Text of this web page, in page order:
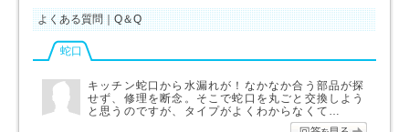
よくある質問｜Q＆Q
蛇口
キッチン蛇口から水漏れが！なかなか合う部品が探
せず、修理を断念。そこで蛇口を丸ごと交換しよう
と思うのですが、タイプがよくわからなくて…